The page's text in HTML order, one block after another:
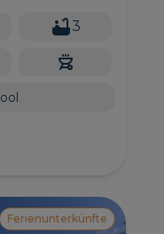
3
Ferienunterkünfte